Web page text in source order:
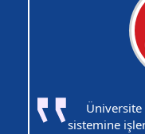
Üniversite
sistemine